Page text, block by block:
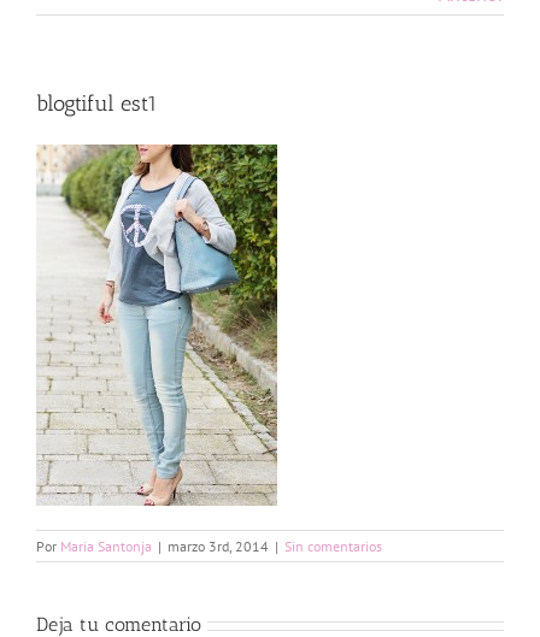
blogtiful est1
Por Maria Santonja | marzo 3rd, 2014 | Sin comentarios
Deja tu comentario